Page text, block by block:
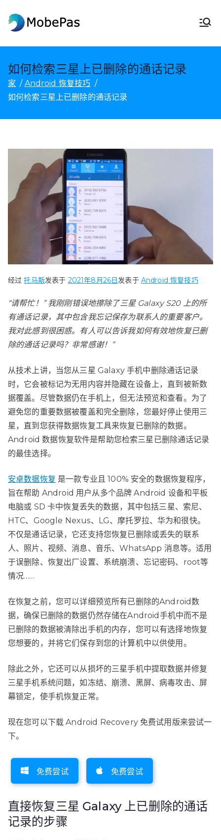
容
MobePas 位置更改器、Android 数
如何检索三星上已删除的通话记录
家
Android 恢复技巧
如何检索三星上已删除的通话记录
经过托马斯发表于 2021年8月26日发表于 Android 恢复技巧
“请帮忙！” 我刚刚错误地擦除了三星 Galaxy S20 上的所
有通话记录，其中包含我忘记保存为联系人的重要客户。
我对此感到很困惑。有人可以告诉我如何有效地恢复已删
除的通话记录吗？非常感谢！”
从技术上讲，当您从三星 Galaxy 手机中删除通话记录
时，它会被标记为无用内容并隐藏在设备上，直到被新数
据覆盖。尽管数据仍在手机上，但无法预览和查看。为了
避免您的重要数据被覆盖和完全删除，您最好停止使用三
星，直到您获得数据恢复工具来恢复已删除的数据。
Android 数据恢复软件是帮助您检索三星已删除通话记录
的最佳选择。
安卓数据恢复 是一款专业且 100% 安全的数据恢复程序，
旨在帮助 Android 用户从多个品牌 Android 设备和平板
电脑或 SD 卡中恢复丢失的数据，其中包括三星、索尼、
HTC、Google Nexus、LG、摩托罗拉、华为和很快。
不仅是通话记录，它还支持您恢复已删除或丢失的联系
人、照片、视频、消息、音乐、WhatsApp 消息等。适用
于误删除、恢复出厂设置、系统崩溃、忘记密码、root等
情况……
在恢复之前，您可以详细预览所有已删除的Android数
据，确保已删除的数据仍然存储在Android手机中而不是
已删除的数据被清除出手机的内存，您可以有选择地恢复
您想要的，并将它们保存到您的计算机中以供使用。
除此之外，它还可以从损坏的三星手机中提取数据并修复
三星手机系统问题，如冻结、崩溃、黑屏、病毒攻击、屏
幕锁定，使手机恢复正常。
现在您可以下载 Android Recovery 免费试用版来尝试一
下。
免费尝试 免费尝试
直接恢复三星 Galaxy 上已删除的通话
记录的步骤